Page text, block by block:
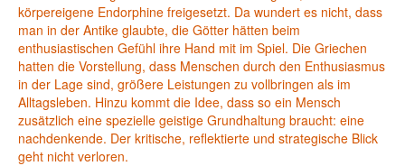
körpereigene Endorphine freigesetzt. Da wundert es nicht, dass
man in der Antike glaubte, die Götter hätten beim
enthusiastischen Gefühl ihre Hand mit im Spiel. Die Griechen
hatten die Vorstellung, dass Menschen durch den Enthusiasmus
in der Lage sind, größere Leistungen zu vollbringen als im
Alltagsleben. Hinzu kommt die Idee, dass so ein Mensch
zusätzlich eine spezielle geistige Grundhaltung braucht: eine
nachdenkende. Der kritische, reflektierte und strategische Blick
geht nicht verloren.